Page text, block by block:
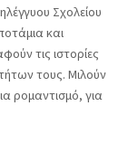
Σχολείου
και
τις ιστορίες
τους. Μιλούν
ρομαντισμό, για